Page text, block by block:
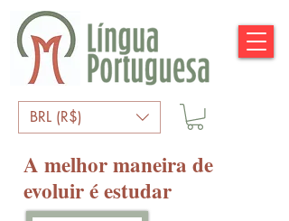
BRL (R$)
A melhor maneira de
evoluir é estudar